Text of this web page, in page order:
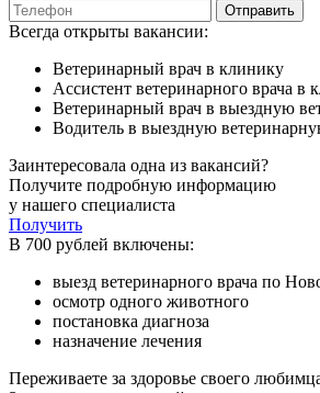
Отправить
Всегда открыты вакансии:
Ветеринарный врач в клинику
Ассистент ветеринарного врача в
Ветеринарный врач в выездную
Водитель в выездную
Заинтересовала одна из вакансий?
Получите подробную информацию
у нашего специалиста
Получить
В 700 рублей включены:
выезд ветеринарного врача по
осмотр одного животного
постановка диагноза
назначение лечения
Переживаете за здоровье своего